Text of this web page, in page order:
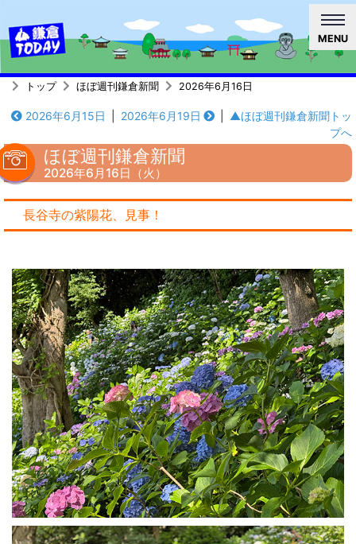
MENU
トップ ほぼ週刊鎌倉新聞 2026年6月16日
2026年6月15日 2026年6月19日
▲ほぼ週刊鎌倉新聞トッ
プへ
ほぼ週刊鎌倉新聞
2026年6月16日（火）
長谷寺の紫陽花、見事！